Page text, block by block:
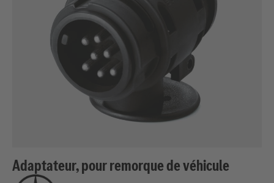
Adaptateur, pour remorque de véhicule